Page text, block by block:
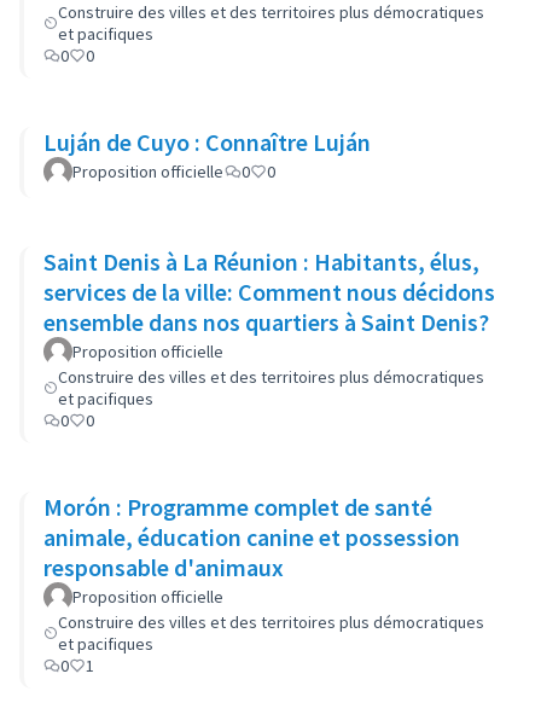
Construire des villes et des territoires plus démocratiques
et pacifiques
0
0
Luján de Cuyo : Connaître Luján
Proposition officielle 0 0
Saint Denis à La Réunion : Habitants, élus,
services de la ville: Comment nous décidons
ensemble dans nos quartiers à Saint Denis?
Proposition officielle
Construire des villes et des territoires plus démocratiques
et pacifiques
0
0
Morón : Programme complet de santé
animale, éducation canine et possession
responsable d'animaux
Proposition officielle
Construire des villes et des territoires plus démocratiques
et pacifiques
0
1